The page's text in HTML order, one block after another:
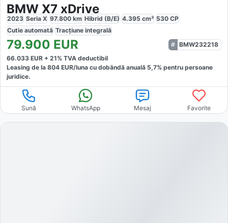
BMW X7 xDrive
2023 Seria X 97.800 km Hibrid (B/E) 4.395 cm³ 530 CP
Cutie automată Tracțiune integrală
79.900 EUR
BMW232218
66.033 EUR + 21% TVA deductibil
Leasing de la 804 EUR/luna cu dobăndă anuală 5,7% pentru persoane
juridice.
Sună WhatsApp Mesaj Favorite